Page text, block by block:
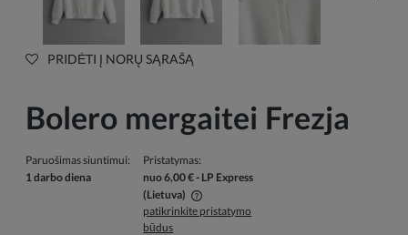
PRIDĖTI Į NORŲ SĄRAŠĄ
Bolero mergaitei Frezja
Paruošimas siuntimui:
1 darbo diena
Pristatymas:
nuo 6,00 €- LP Express
(Lietuva)
Į kainą neįskaičiuotos galimos mokėjimo išlaidos
patikrinkite pristatymo
būdus